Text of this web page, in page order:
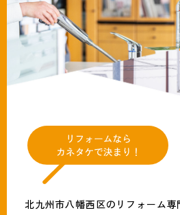
北九州市八幡西区のリフォーム専